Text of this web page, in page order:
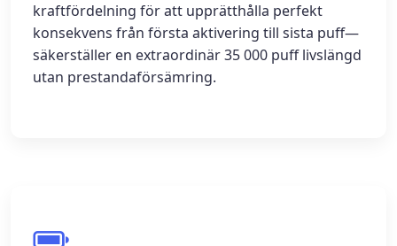
kraftfördelning för att upprätthålla perfekt
konsekvens från första aktivering till sista puff—
säkerställer en extraordinär 35 000 puff livslängd
utan prestandaförsämring.